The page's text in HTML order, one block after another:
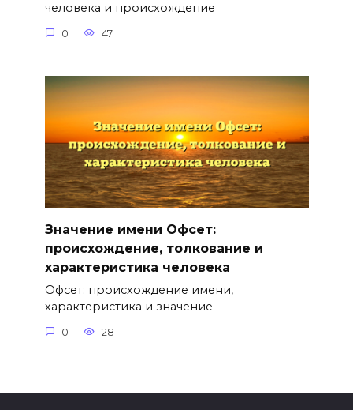
человека и происхождение
0 47
Значение имени Офсет:
происхождение, толкование и
характеристика человека
Офсет: происхождение имени,
характеристика и значение
0 28